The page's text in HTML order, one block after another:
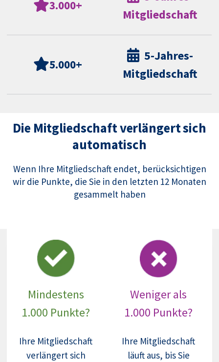
3.000+
Mitgliedschaft
5.000+
5-Jahres-
Mitgliedschaft
Die Mitgliedschaft verlängert sich
automatisch
Wenn Ihre Mitgliedschaft endet, berücksichtigen
wir die Punkte, die Sie in den letzten 12 Monaten
gesammelt haben
Mindestens
1.000 Punkte?
Ihre Mitgliedschaft
verlängert sich
Weniger als
1.000 Punkte?
Ihre Mitgliedschaft
läuft aus, bis Sie